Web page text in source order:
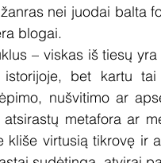
nei juodai balta
blogai.
– viskas iš tiesų
bet kartu
nušvitimo ar
metafora ar
virtusią tikrovę ir